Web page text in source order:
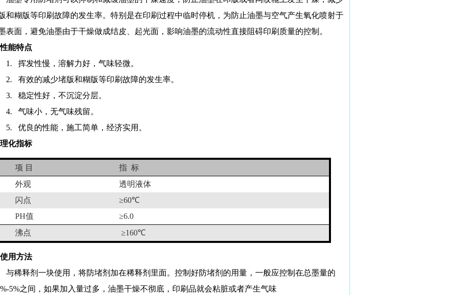
和糊版等印刷故障的发生率。特别是在印刷过程中临时停机，为防止油墨与空气产生氧化喷射于
表面，避免油墨由于干燥做成结皮、起光面，影响油墨的流动性直接阻碍印刷质量的控制。
能特点
1.
挥发性慢，溶解力好，气味轻微。
2.
有效的减少堵版和糊版等印刷故障的发生率。
3.
稳定性好，不沉淀分层。
4.
气味小，无气味残留。
5.
优良的性能，施工简单，经济实用。
化指标
项 目 指 标
外观
透明液体
闪点
≥60℃
PH值 ≥6.0
沸点
≥160℃
用方法
与稀释剂一块使用，将防堵剂加在稀释剂里面。控制好防堵剂的用量，一般应控制在总墨量的
5%之间，如果加入量过多，油墨干燥不彻底，印刷品就会粘脏或者产生气味